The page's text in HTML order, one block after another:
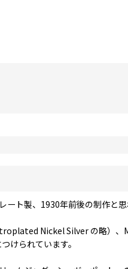
ート製、1930年前後の制作と
Nickel Silver の略）
けられています。